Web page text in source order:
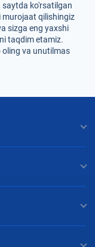
saytda ko'rsatilgan
murojaat qilishingiz
sizga eng yaxshi
taqdim etamiz.
oling va unutilmas